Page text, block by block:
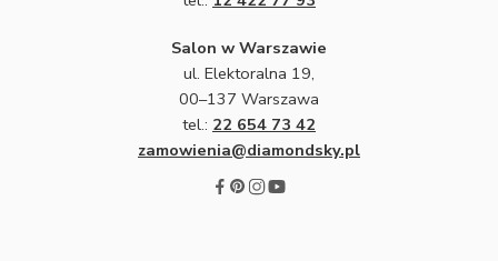
Salon w Warszawie
ul. Elektoralna 19,
00–137 Warszawa
tel.: 22 654 73 42
zamowienia@diamondsky.pl